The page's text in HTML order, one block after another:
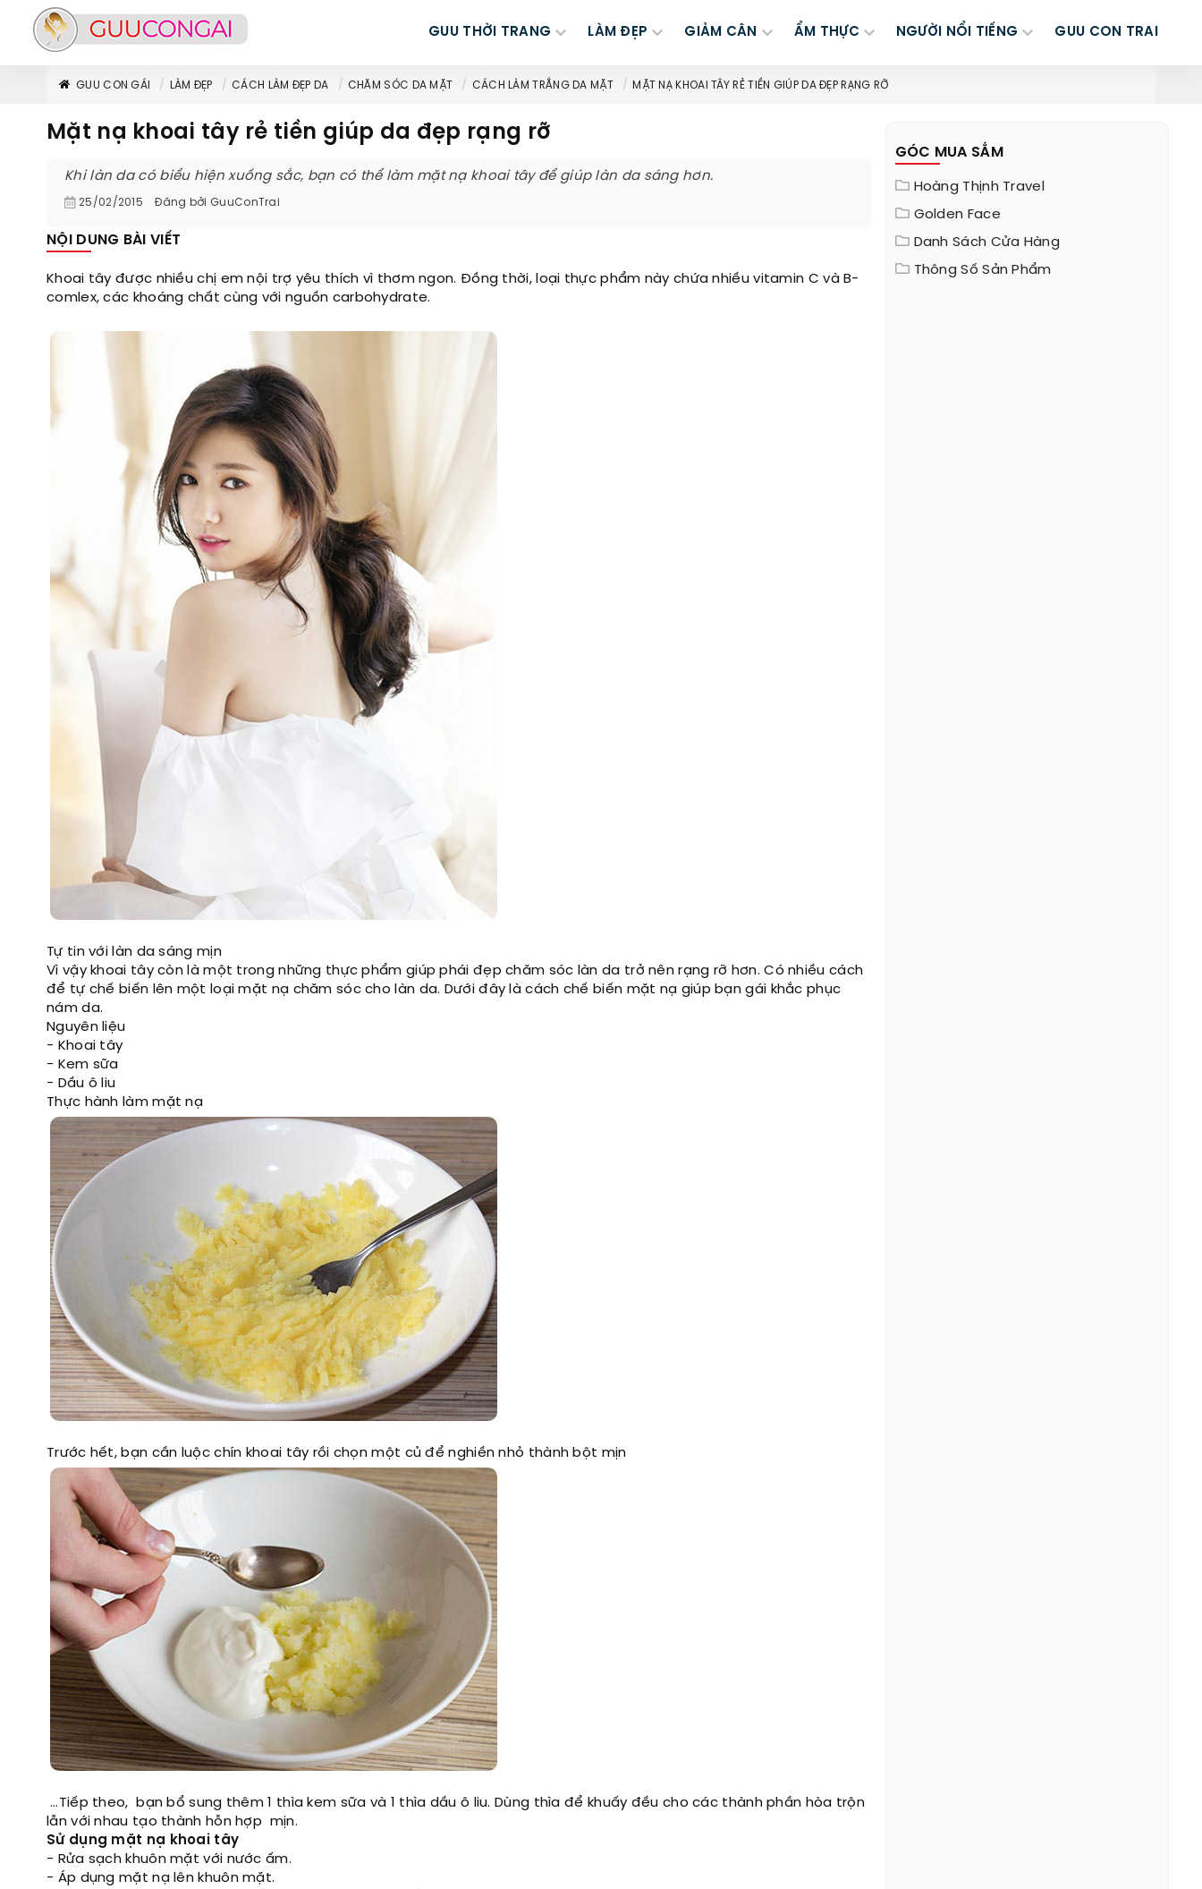
GUU THỜI TRANG LÀM ĐẸP GIẢM CÂN ẨM THỰC NGƯỜI NỔI TIẾNG GUU CON TRAI
GUU CON GÁI LÀM ĐẸP CÁCH LÀM ĐẸP DA CHĂM SÓC DA MẶT CÁCH LÀM TRẮNG DA MẶT MẶT NẠ KHOAI TÂY RẺ TIỀN GIÚP DA ĐẸP RẠNG RỠ
Mặt nạ khoai tây rẻ tiền giúp da đẹp rạng rỡ
Khi làn da có biểu hiện xuống sắc, bạn có thể làm mặt nạ khoai tây để giúp làn da sáng hơn.
25/02/2015 Đăng bởi GuuConTrai
NỘI DUNG BÀI VIẾT
Khoai tây được nhiều chị em nội trợ yêu thích vì thơm ngon. Đồng thời, loại thực phẩm này chứa nhiều vitamin C và B-
comlex, các khoáng chất cùng với nguồn carbohydrate.
Tự tin với làn da sáng mịn
Vì vậy khoai tây còn là một trong những thực phẩm giúp phái đẹp chăm sóc làn da trở nên rạng rỡ hơn. Có nhiều cách
để tự chế biến lên một loại mặt nạ chăm sóc cho làn da. Dưới đây là cách chế biến mặt nạ giúp bạn gái khắc phục
nám da.
Nguyên liệu
- Khoai tây
- Kem sữa
- Dầu ô liu
Thực hành làm mặt nạ
Trước hết, bạn cần luộc chín khoai tây rồi chọn một củ để nghiền nhỏ thành bột mịn
…Tiếp theo, bạn bổ sung thêm 1 thìa kem sữa và 1 thìa dầu ô liu. Dùng thìa để khuấy đều cho các thành phần hòa trộn
lẫn với nhau tạo thành hỗn hợp mịn.
Sử dụng mặt nạ khoai tây
- Rửa sạch khuôn mặt với nước ấm.
- Áp dụng mặt nạ lên khuôn mặt.
GÓC MUA SẮM
Hoàng Thịnh Travel
Golden Face
Danh Sách Cửa Hàng
Thông Số Sản Phẩm